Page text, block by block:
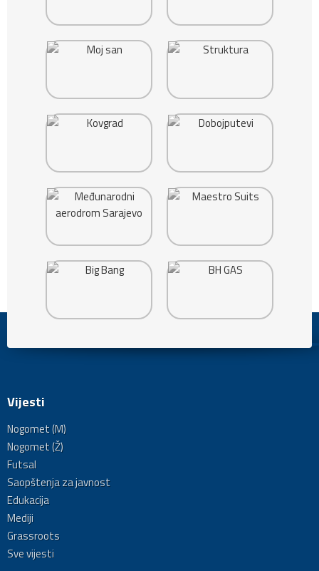
Vijesti
Nogomet (M)
Nogomet (Ž)
Futsal
Saopštenja za javnost
Edukacija
Mediji
Grassroots
Sve vijesti